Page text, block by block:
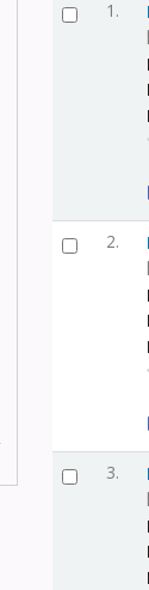
1.
2.
3.